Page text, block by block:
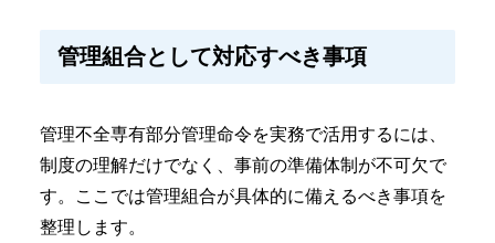
管理組合として対応すべき事項
管理不全専有部分管理命令を実務で活用するには、
制度の理解だけでなく、事前の準備体制が不可欠で
す。ここでは管理組合が具体的に備えるべき事項を
整理します。